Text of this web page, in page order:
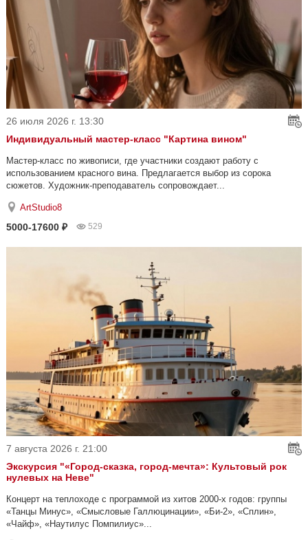
26 июля 2026 г. 13:30
Индивидуальный мастер-класс "Картина вином"
Мастер-класс по живописи, где участники создают работу с
использованием красного вина. Предлагается выбор из сорока
сюжетов. Художник-преподаватель сопровождает...
ArtStudio8
5000-17600 ₽ 529
7 августа 2026 г. 21:00
Экскурсия "«Город-сказка, город-мечта»: Культовый рок
нулевых на Неве"
Концерт на теплоходе с программой из хитов 2000-х годов: группы
«Танцы Минус», «Смысловые Галлюцинации», «Би-2», «Сплин»,
«Чайф», «Наутилус Помпилиус»...